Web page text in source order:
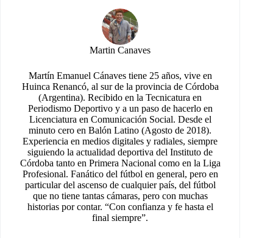
Martin Canaves
Martín Emanuel Cánaves tiene 25 años, vive en
Huinca Renancó, al sur de la provincia de Córdoba
(Argentina). Recibido en la Tecnicatura en
Periodismo Deportivo y a un paso de hacerlo en
Licenciatura en Comunicación Social. Desde el
minuto cero en Balón Latino (Agosto de 2018).
Experiencia en medios digitales y radiales, siempre
siguiendo la actualidad deportiva del Instituto de
Córdoba tanto en Primera Nacional como en la Liga
Profesional. Fanático del fútbol en general, pero en
particular del ascenso de cualquier país, del fútbol
que no tiene tantas cámaras, pero con muchas
historias por contar. “Con confianza y fe hasta el
final siempre”.